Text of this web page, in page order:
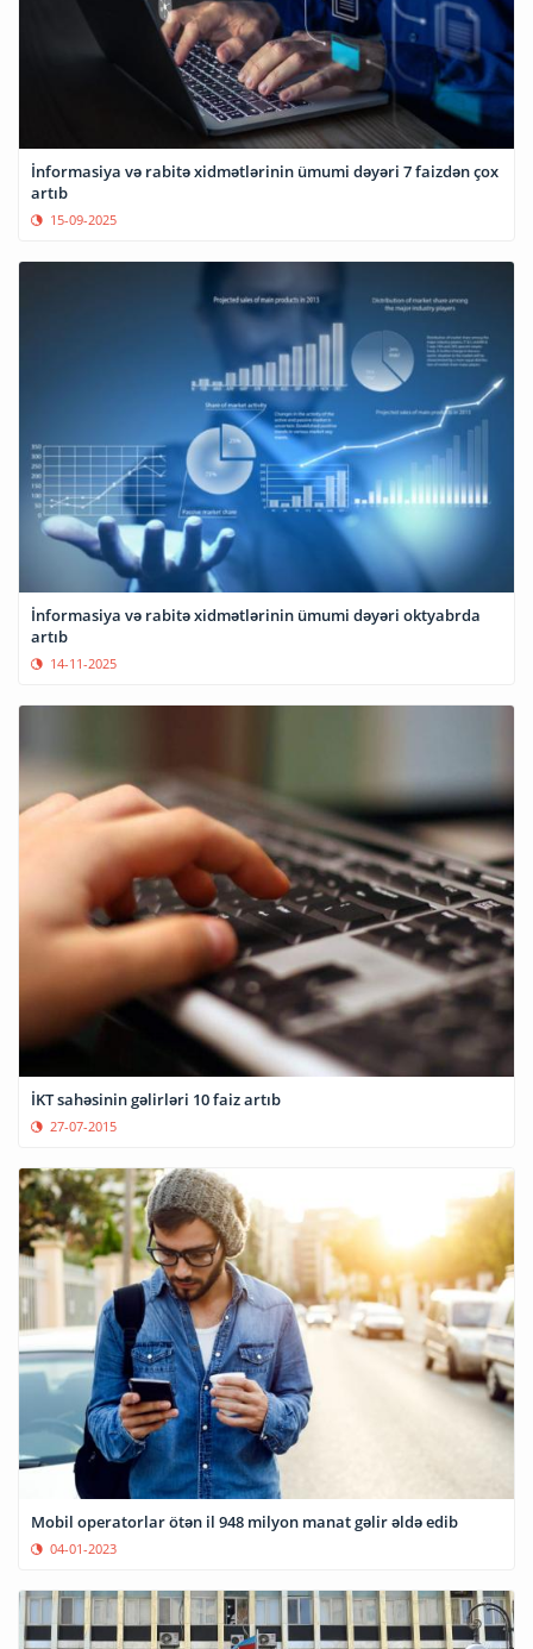
İnformasiya və rabitə xidmətlərinin ümumi dəyəri 7 faizdən çox
artıb
15-09-2025
İnformasiya və rabitə xidmətlərinin ümumi dəyəri oktyabrda
artıb
14-11-2025
İKT sahəsinin gəlirləri 10 faiz artıb
27-07-2015
Mobil operatorlar ötən il 948 milyon manat gəlir əldə edib
04-01-2023